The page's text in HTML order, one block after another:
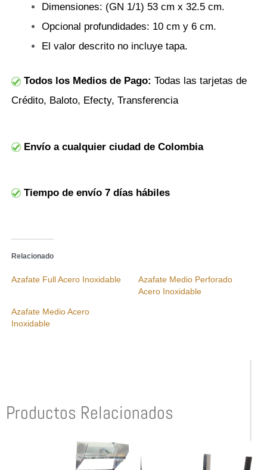
Dimensiones: (GN 1/1) 53 cm x 32.5 cm.
Opcional profundidades: 10 cm y 6 cm.
El valor descrito no incluye tapa.
Todos los Medios de Pago: Todas las tarjetas de
Crédito, Baloto, Efecty, Transferencia
Envío a cualquier ciudad de Colombia
Tiempo de envío 7 días hábiles
Relacionado
Azafate Full Acero Inoxidable
Azafate Medio Perforado
Acero Inoxidable
Azafate Medio Acero
Inoxidable
Productos Relacionados